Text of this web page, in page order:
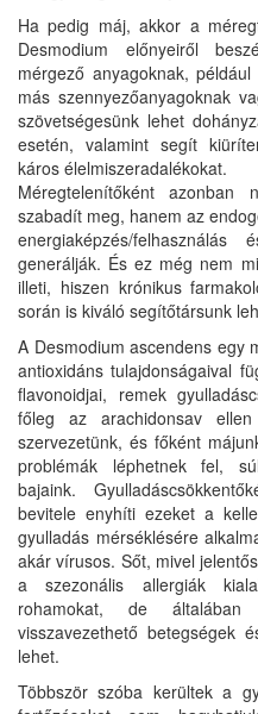
Ha pedig máj, akkor a
Desmodium előnyeiről
mérgező anyagoknak,
más szennyezőanyagoknak
szövetségesünk lehet
esetén, valamint segít
káros élelmiszeradalékokat.
Méregtelenítőként azonban
szabadít meg, hanem az
energiaképzés/
generálják. És ez még nem
illeti, hiszen krónikus
során is kiváló segítőtársunk
A Desmodium ascendens egy
antioxidáns tulajdonságaival
flavonoidjai, remek
főleg az arachidonsav
szervezetünk, és főként
problémák léphetnek fel,
bajaink.
bevitele enyhíti ezeket a
gyulladás mérséklésére
akár vírusos. Sőt, mivel
a szezonális allergiák
rohamokat, de általában
visszavezethető betegségek
lehet.
Többször szóba kerültek a